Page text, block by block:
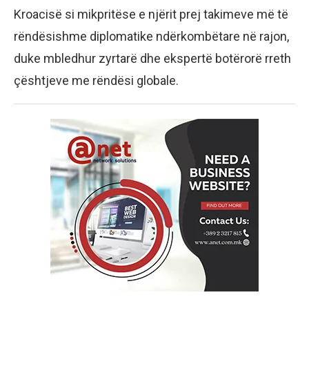
Kroacisë si mikpritëse e njërit prej takimeve më të
rëndësishme diplomatike ndërkombëtare në rajon,
duke mbledhur zyrtarë dhe ekspertë botërorë rreth
çështjeve me rëndësi globale.